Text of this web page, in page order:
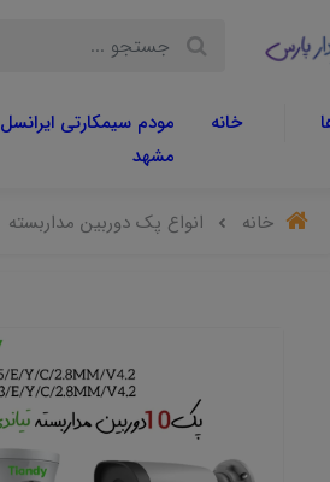
خانه
مودم سیمکارتی ایرانسل
مشهد
خانه انواع پک دوربین مداربسته